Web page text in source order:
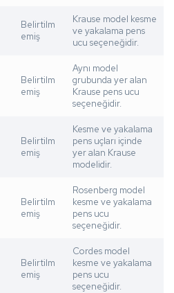
Belirtilm
emiş
Krause model kesme
ve yakalama pens
ucu seçeneğidir.
Belirtilm
emiş
Aynı model
grubunda yer alan
Krause pens ucu
seçeneğidir.
Belirtilm
emiş
Kesme ve yakalama
pens uçları içinde
yer alan Krause
modelidir.
Belirtilm
emiş
Rosenberg model
kesme ve yakalama
pens ucu
seçeneğidir.
Belirtilm
emiş
Cordes model
kesme ve yakalama
pens ucu
seçeneğidir.